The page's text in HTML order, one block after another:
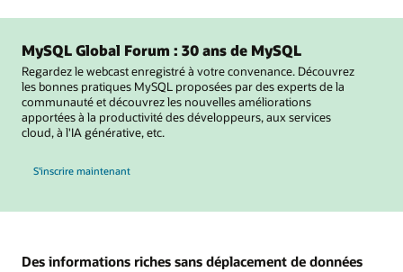
MySQL Global Forum : 30 ans de MySQL
Regardez le webcast enregistré à votre convenance. Découvrez
les bonnes pratiques MySQL proposées par des experts de la
communauté et découvrez les nouvelles améliorations
apportées à la productivité des développeurs, aux services
cloud, à l'IA générative, etc.
S'inscrire maintenant
Des informations riches sans déplacement de données